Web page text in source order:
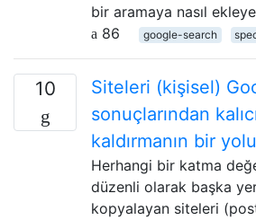
bir aramaya nasıl
86
google-search
10
Siteleri (kişisel)
sonuçlarından
kaldırmanın bir
Herhangi bir katma
düzenli olarak başka
kopyalayan siteleri